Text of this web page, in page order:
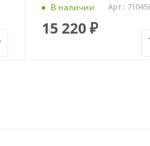
В наличии Арт.:
15 220₽